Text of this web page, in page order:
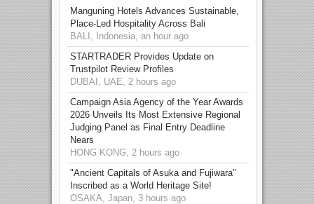
Manguning Hotels Advances Sustainable,
Place-Led Hospitality Across Bali
BALI, Indonesia, an hour ago
STARTRADER Provides Update on
Trustpilot Review Profiles
DUBAI, UAE, 2 hours ago
Campaign Asia Agency of the Year Awards
2026 Unveils Its Most Extensive Regional
Judging Panel as Final Entry Deadline
Nears
HONG KONG, 2 hours ago
"Ancient Capitals of Asuka and Fujiwara"
Inscribed as a World Heritage Site!
OSAKA, Japan, 3 hours ago